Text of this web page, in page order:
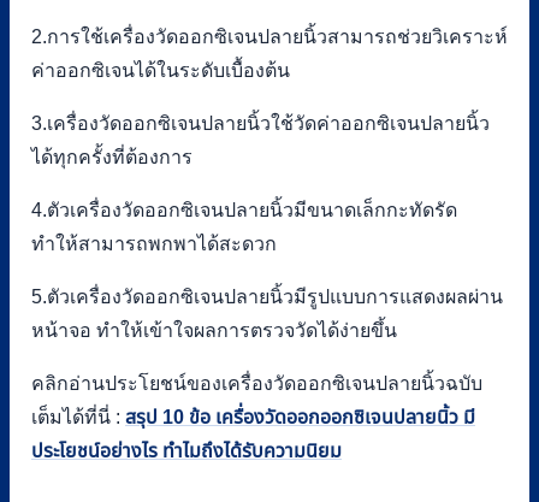
2.การใช้เครื่องวัดออกซิเจนปลายนิ้วสามารถช่วยวิเคราะห์
ค่าออกซิเจนได้ในระดับเบื้องต้น
3.เครื่องวัดออกซิเจนปลายนิ้วใช้วัดค่าออกซิเจนปลายนิ้ว
ได้ทุกครั้งที่ต้องการ
4.ตัวเครื่องวัดออกซิเจนปลายนิ้วมีขนาดเล็กกะทัดรัด
ทำให้สามารถพกพาได้สะดวก
5.ตัวเครื่องวัดออกซิเจนปลายนิ้วมีรูปแบบการแสดงผลผ่าน
หน้าจอ ทำให้เข้าใจผลการตรวจวัดได้ง่ายขึ้น
คลิกอ่านประโยชน์ของเครื่องวัดออกซิเจนปลายนิ้วฉบับ
เต็มได้ที่นี่ : สรุป 10 ข้อ เครื่องวัดออกออกซิเจนปลายนิ้ว มี
ประโยชน์อย่างไร ทำไมถึงได้รับความนิยม